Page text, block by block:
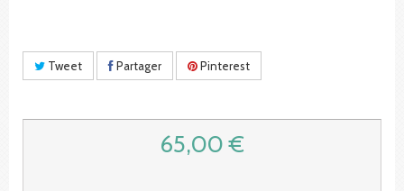
Tweet Partager Pinterest
65,00 €